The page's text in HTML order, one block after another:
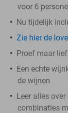
voor 6
Nu tijdelijk
Zie hier de
Proef maar
Een echte
de wijnen
Leer alles
combinaties